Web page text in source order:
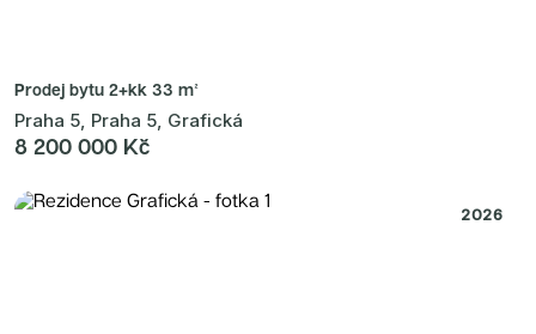
Prodej bytu 2+kk 33 m²
Praha 5, Praha 5, Grafická
8 200 000 Kč
2026